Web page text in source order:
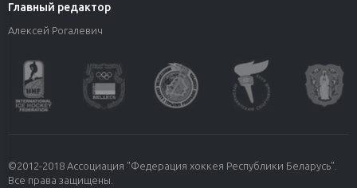
Главный редактор
Алексей Рогалевич
©2012-2018 Ассоциация "Федерация хоккея Республики Беларусь".
Все права защищены.